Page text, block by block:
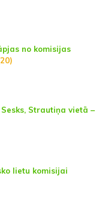
no komisijas
Strautiņa vietā –
lietu komisijai